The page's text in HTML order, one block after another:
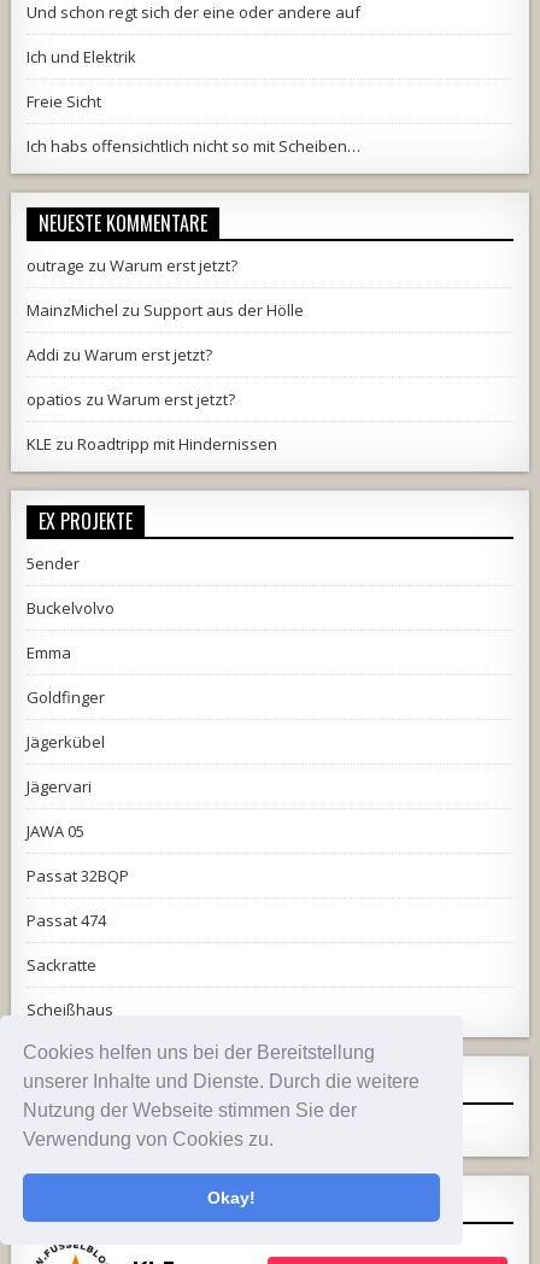
Cookies helfen uns bei der Bereitstellung
unserer Inhalte und Dienste. Durch die weitere
Nutzung der Webseite stimmen Sie der
Verwendung von Cookies zu.
Okay!
Und schon regt sich der eine oder andere auf
Ich und Elektrik
Freie Sicht
Ich habs offensichtlich nicht so mit Scheiben…
NEUESTE KOMMENTARE
outrage zuWarum erst jetzt?
MainzMichel zu Support aus der Hölle
Addi zuWarum erst jetzt?
opatios zuWarum erst jetzt?
KLE zuRoadtripp mit Hindernissen
EX PROJEKTE
5ender
Buckelvolvo
Emma
Goldfinger
Jägerkübel
Jägervari
JAWA 05
Passat 32BQP
Passat 474
Sackratte
Scheißhaus
INSTAGRAM
[instagram-feed]